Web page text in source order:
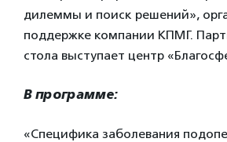
дилеммы и поиск решений»,
поддержке компании КПМГ.
стола выступает центр
В программе:
«Специфика заболевания